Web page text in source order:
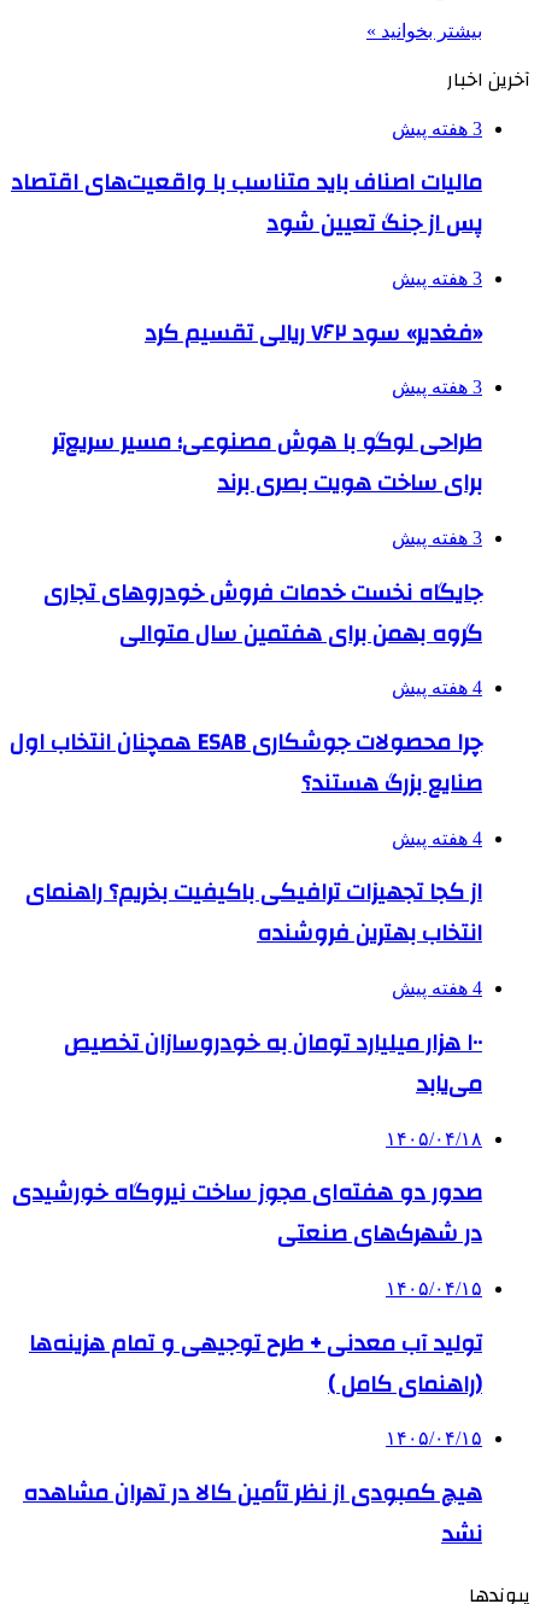
بیشتر بخوانید »
آخرین اخبار
3 هفته پیش
مالیات اصناف باید متناسب با واقعیت‌های اقتصاد
پس از جنگ تعیین شود
3 هفته پیش
«فغدیر» سود ۷۶۲ ریالی تقسیم کرد
3 هفته پیش
طراحی لوگو با هوش مصنوعی؛ مسیر سریع‌تر
برای ساخت هویت بصری برند
3 هفته پیش
جایگاه نخست خدمات فروش خودروهای تجاری
گروه بهمن برای هفتمین سال متوالی
4 هفته پیش
چرا محصولات جوشکاری ESAB همچنان انتخاب اول
صنایع بزرگ هستند؟
4 هفته پیش
از کجا تجهیزات ترافیکی باکیفیت بخریم؟ راهنمای
انتخاب بهترین فروشنده
4 هفته پیش
۱۰۰ هزار میلیارد تومان به خودروسازان تخصیص
می‌یابد
۱۴۰۵/۰۴/۱۸
صدور دو هفته‌ای مجوز ساخت نیروگاه خورشیدی
در شهرک‌های صنعتی
۱۴۰۵/۰۴/۱۵
تولید آب معدنی + طرح توجیهی و تمام هزینه‌ها
(راهنمای کامل )
۱۴۰۵/۰۴/۱۵
هیچ کمبودی از نظر تأمین کالا در تهران مشاهده
نشد
پیوندها